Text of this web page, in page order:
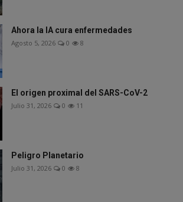
Ahora la IA cura enfermedades
Agosto 5, 2026 0 8
El origen proximal del SARS-CoV-2
Julio 31, 2026 0 11
Peligro Planetario
Julio 31, 2026 0 8